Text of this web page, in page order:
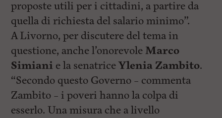
proposte utili per i cittadini, a partire da
quella di richiesta del salario minimo”.
A Livorno, per discutere del tema in
questione, anche l’onorevoleMarco
Simiani e la senatriceYlenia Zambito.
“Secondo questo Governo – commenta
Zambito – i poveri hanno la colpa di
esserlo. Una misura che a livello